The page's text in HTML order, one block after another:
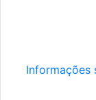
Informações